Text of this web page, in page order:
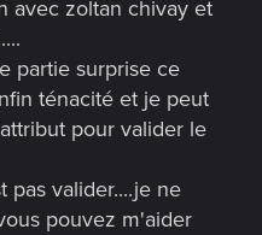
avec zoltan chivay et
partie surprise ce
ténacité et je peut
pour valider le
pas valider....je ne
pouvez m'aider